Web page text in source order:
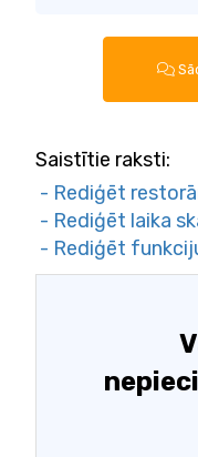
Saistītie raksti:
- Rediģēt
- Rediģēt laika
- Rediģēt